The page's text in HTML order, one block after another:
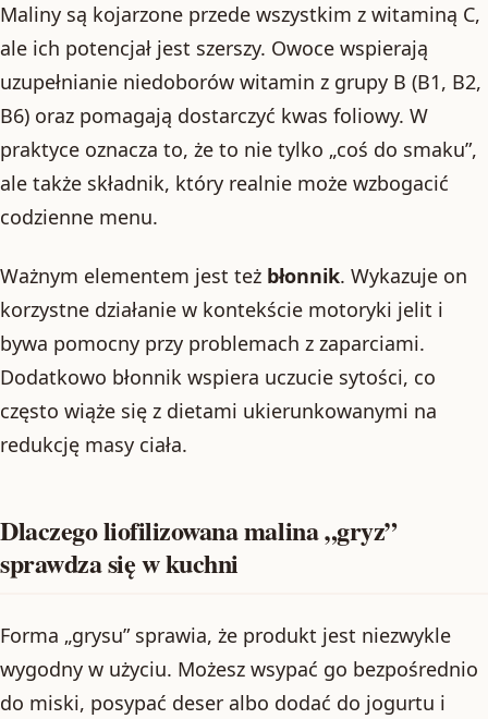
Maliny są kojarzone przede wszystkim z witaminą C,
ale ich potencjał jest szerszy. Owoce wspierają
uzupełnianie niedoborów witamin z grupy B (B1, B2,
B6) oraz pomagają dostarczyć kwas foliowy. W
praktyce oznacza to, że to nie tylko „coś do smaku”,
ale także składnik, który realnie może wzbogacić
codzienne menu.
Ważnym elementem jest też błonnik. Wykazuje on
korzystne działanie w kontekście motoryki jelit i
bywa pomocny przy problemach z zaparciami.
Dodatkowo błonnik wspiera uczucie sytości, co
często wiąże się z dietami ukierunkowanymi na
redukcję masy ciała.
Dlaczego liofilizowana malina „gryz”
sprawdza się w kuchni
Forma „grysu” sprawia, że produkt jest niezwykle
wygodny w użyciu. Możesz wsypać go bezpośrednio
do miski, posypać deser albo dodać do jogurtu i